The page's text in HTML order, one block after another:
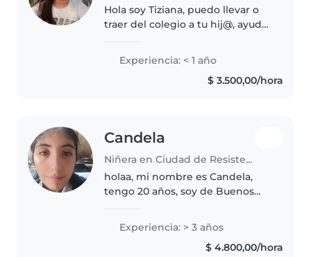
Hola soy Tiziana, puedo llevar o
traer del colegio a tu hij@, ayudar
también tareas domésticas.
Experiencia: < 1 año
$ 3.500,00/hora
Candela
Niñera en Ciudad de Resistencia
holaa, mi nombre es Candela,
tengo 20 años, soy de Buenos
meses a resistencia, estoy
buscando trabajo, tengo
experiencia por 3 años, soy
Experiencia: > 3 años
$ 4.800,00/hora